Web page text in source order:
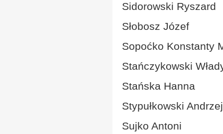
Sidorowski Ryszard
Słobosz Józef
Sopoćko Konstanty
Stańczykowski
Stańska Hanna
Stypułkowski Andrzej
Sujko Antoni